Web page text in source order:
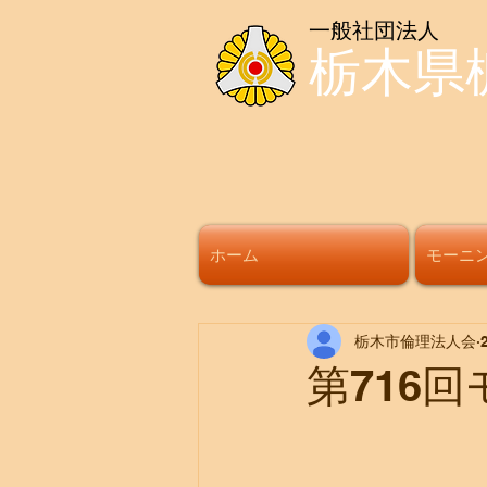
一般社団法人
栃木県
ホーム モーニ
第716回
栃木市倫理法人会